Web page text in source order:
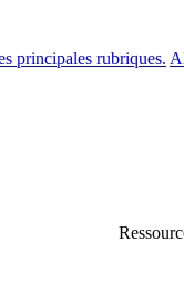
principales rubriques.